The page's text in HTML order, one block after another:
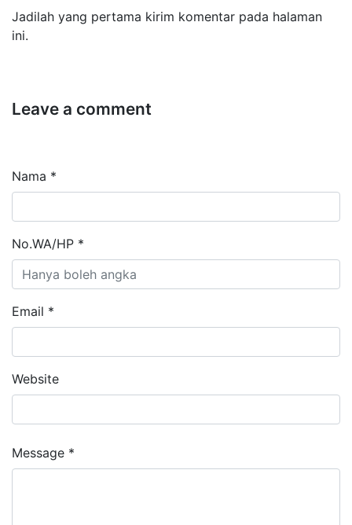
Jadilah yang pertama kirim komentar pada halaman
ini.
Leave a comment
Nama *
No.WA/HP *
Email *
Website
Message *